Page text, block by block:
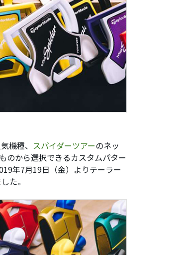
機種、 スパイダーツアーのネッ
のから選択できるカスタムパター
年7月19日（金）よりテーラー
た。